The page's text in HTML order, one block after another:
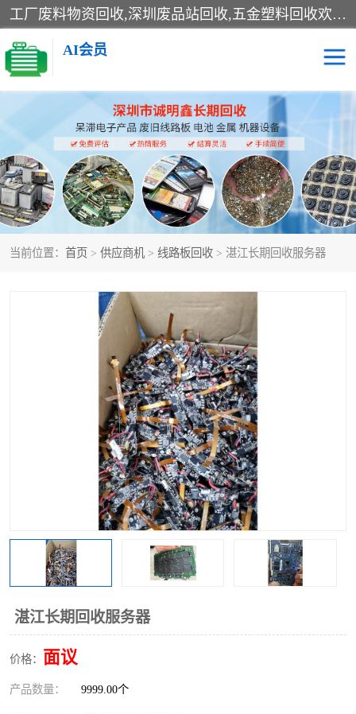
工厂废料物资回收,深圳废品站回收,五金塑料回收欢迎有金属、塑料、电子、电线、废旧设备、废铜、锡渣、线路板、镀银废料、废IC、电子零件、电子脚，等其他废旧物资的单位及个人联系洽谈。对提供息者我们可以提供优厚的业务提成（佣金）。
AI会员
当前位置： 首页 > 供应商机 > 线路板回收 > 湛江长期回收服务器
湛江长期回收服务器
价格： 面议
产品数量： 9999.00个
线路板回收 电子回收
电子产品回收 电池回收
金属回收 机器设备回收